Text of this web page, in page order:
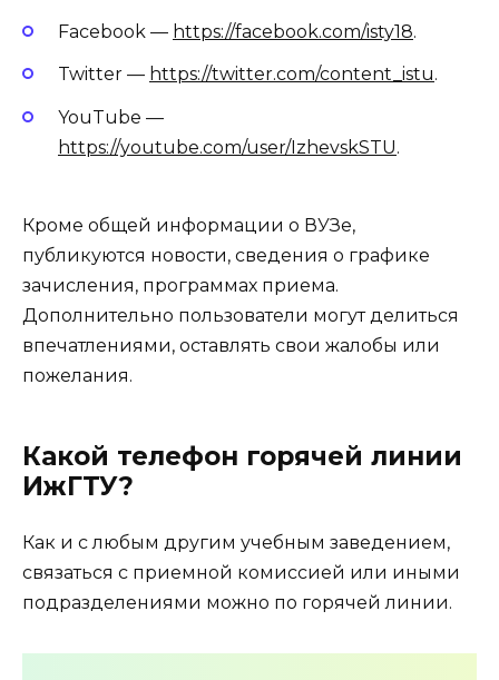
Facebook — https://facebook.com/isty18.
Twitter — https://twitter.com/content_istu.
YouTube —
https://youtube.com/user/IzhevskSTU.
Кроме общей информации о ВУЗе,
публикуются новости, сведения о графике
зачисления, программах приема.
Дополнительно пользователи могут делиться
впечатлениями, оставлять свои жалобы или
пожелания.
Какой телефон горячей линии
ИжГТУ?
Как и с любым другим учебным заведением,
связаться с приемной комиссией или иными
подразделениями можно по горячей линии.